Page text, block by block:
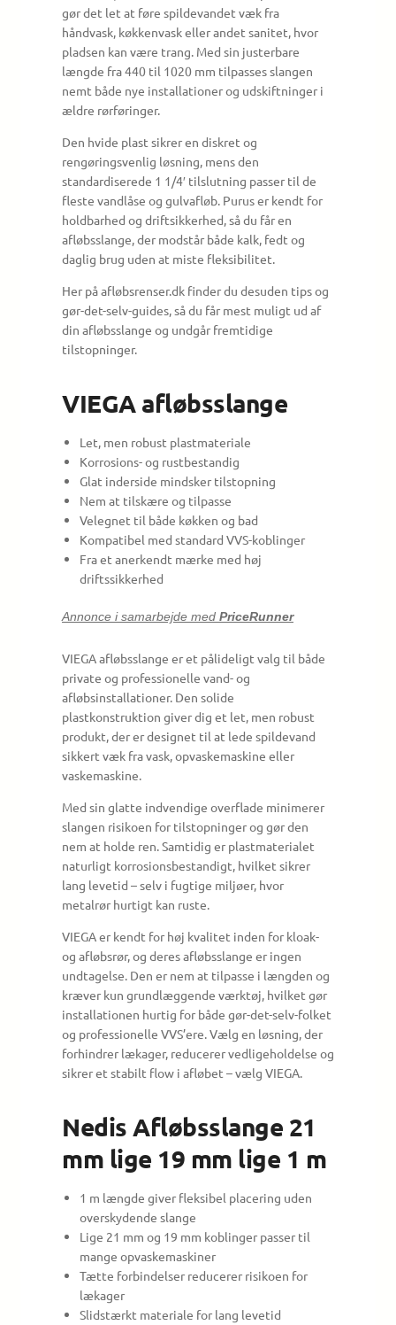
gør det let at føre spildevandet væk fra
håndvask, køkkenvask eller andet sanitet, hvor
pladsen kan være trang. Med sin justerbare
længde fra 440 til 1020 mm tilpasses slangen
nemt både nye installationer og udskiftninger i
ældre rørføringer.
Den hvide plast sikrer en diskret og
rengøringsvenlig løsning, mens den
standardiserede 1 1/4′ tilslutning passer til de
fleste vandlåse og gulvafløb. Purus er kendt for
holdbarhed og driftsikkerhed, så du får en
afløbsslange, der modstår både kalk, fedt og
daglig brug uden at miste fleksibilitet.
Her på afløbsrenser.dk finder du desuden tips og
gør-det-selv-guides, så du får mest muligt ud af
din afløbsslange og undgår fremtidige
tilstopninger.
VIEGA afløbsslange
Let, men robust plastmateriale
Korrosions- og rustbestandig
Glat inderside mindsker tilstopning
Nem at tilskære og tilpasse
Velegnet til både køkken og bad
Kompatibel med standard VVS-koblinger
Fra et anerkendt mærke med høj
driftssikkerhed
Annonce i samarbejde med PriceRunner
VIEGA afløbsslange er et pålideligt valg til både
private og professionelle vand- og
afløbsinstallationer. Den solide
plastkonstruktion giver dig et let, men robust
produkt, der er designet til at lede spildevand
sikkert væk fra vask, opvaskemaskine eller
vaskemaskine.
Med sin glatte indvendige overflade minimerer
slangen risikoen for tilstopninger og gør den
nem at holde ren. Samtidig er plastmaterialet
naturligt korrosionsbestandigt, hvilket sikrer
lang levetid – selv i fugtige miljøer, hvor
metalrør hurtigt kan ruste.
VIEGA er kendt for høj kvalitet inden for kloak-
og afløbsrør, og deres afløbsslange er ingen
undtagelse. Den er nem at tilpasse i længden og
kræver kun grundlæggende værktøj, hvilket gør
installationen hurtig for både gør-det-selv-folket
og professionelle VVS’ere. Vælg en løsning, der
forhindrer lækager, reducerer vedligeholdelse og
sikrer et stabilt flow i afløbet – vælg VIEGA.
Nedis Afløbsslange 21
mm lige 19 mm lige 1 m
1 m længde giver fleksibel placering uden
overskydende slange
Lige 21 mm og 19 mm koblinger passer til
mange opvaskemaskiner
Tætte forbindelser reducerer risikoen for
lækager
Slidstærkt materiale for lang levetid